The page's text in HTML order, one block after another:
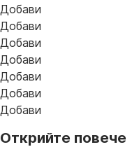
Добави
Добави
Добави
Добави
Добави
Добави
Добави
Открийте повече